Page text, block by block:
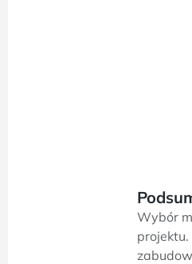
Wybór